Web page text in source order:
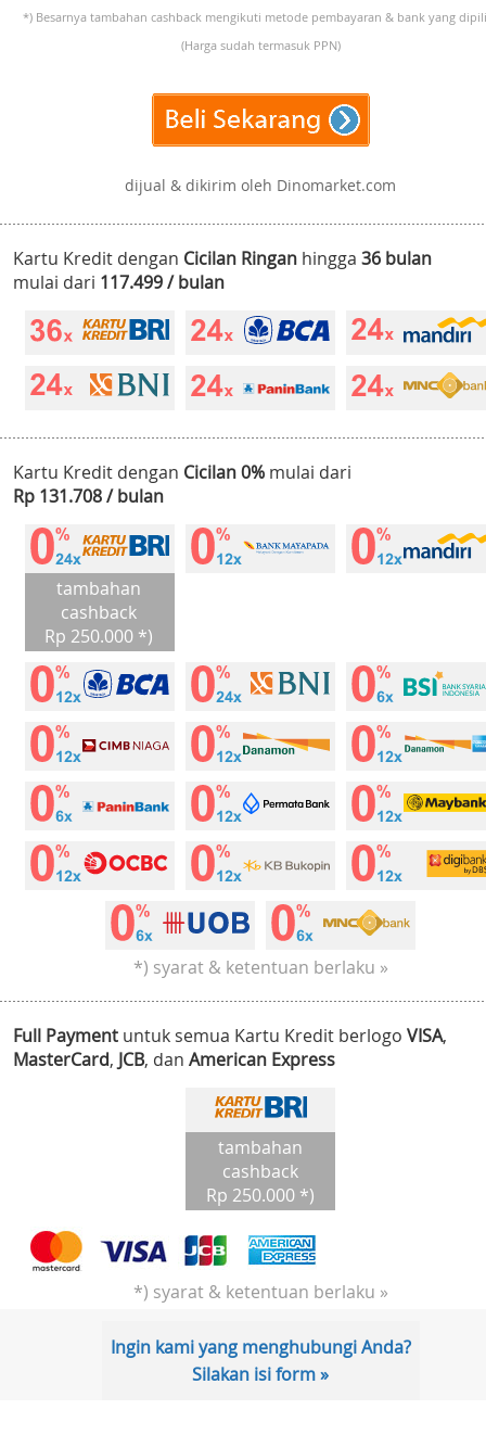
*) Besarnya tambahan cashback mengikuti metode pembayaran & bank yang
(Harga sudah termasuk PPN)
dijual & dikirim oleh Dinomarket.com
Kartu Kredit dengan Cicilan Ringan hingga 36 bulan
mulai dari 117.499 / bulan
Kartu Kredit dengan Cicilan 0% mulai dari
Rp 131.708 / bulan
tambahan
cashback
Rp 250.000 *)
*) syarat & ketentuan berlaku »
Full Payment untuk semua Kartu Kredit berlogo VISA,
MasterCard, JCB, dan American Express
tambahan
cashback
Rp 250.000 *)
*) syarat & ketentuan berlaku »
Ingin kami yang menghubungi Anda?
Silakan isi form »